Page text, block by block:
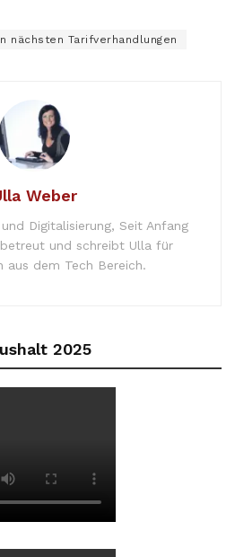
nächsten Tarifverhandlungen
Weber
Digitalisierung, Seit Anfang
und schreibt Ulla für
aus dem Tech Bereich.
2025